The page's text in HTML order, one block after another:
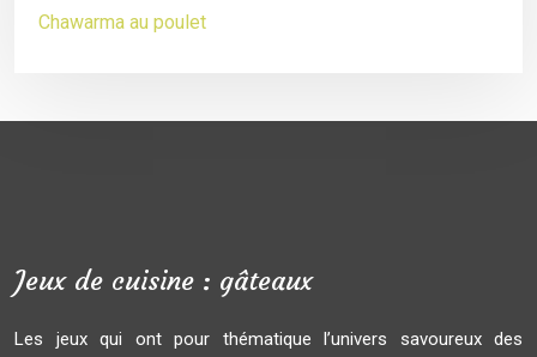
Chawarma au poulet
Jeux de cuisine : gâteaux
Les jeux qui ont pour thématique l’univers savoureux des